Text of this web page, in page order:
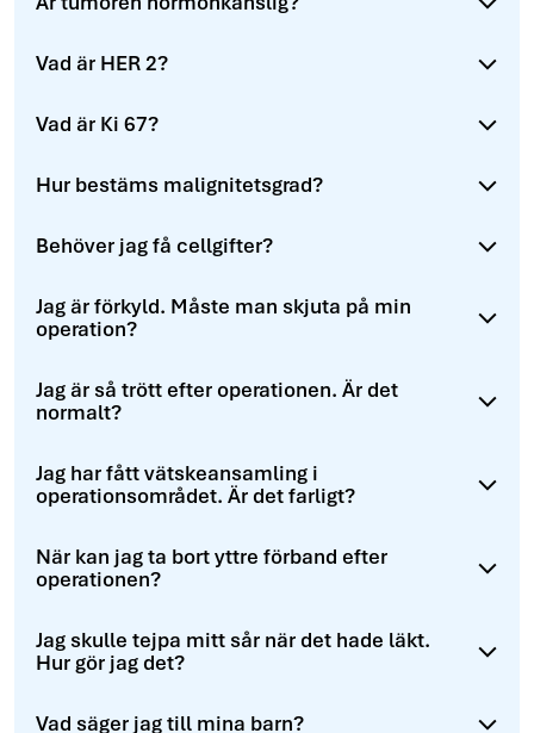
Vad är HER 2?
Vad är Ki 67?
Hur bestäms malignitetsgrad?
Behöver jag få cellgifter?
Jag är förkyld. Måste man skjuta på min
operation?
Jag är så trött efter operationen. Är det
normalt?
Jag har fått vätskeansamling i
operationsområdet. Är det farligt?
När kan jag ta bort yttre förband efter
operationen?
Jag skulle tejpa mitt sår när det hade läkt.
Hur gör jag det?
Vad säger jag till mina barn?